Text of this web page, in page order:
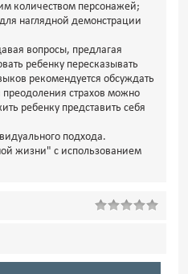
количеством персонажей;
наглядной демонстрации
вопросы, предлагая
ребенку пересказывать
рекомендуется обсуждать
преодоления страхов можно
ребенку представить себя
подхода.
жизни" с использованием